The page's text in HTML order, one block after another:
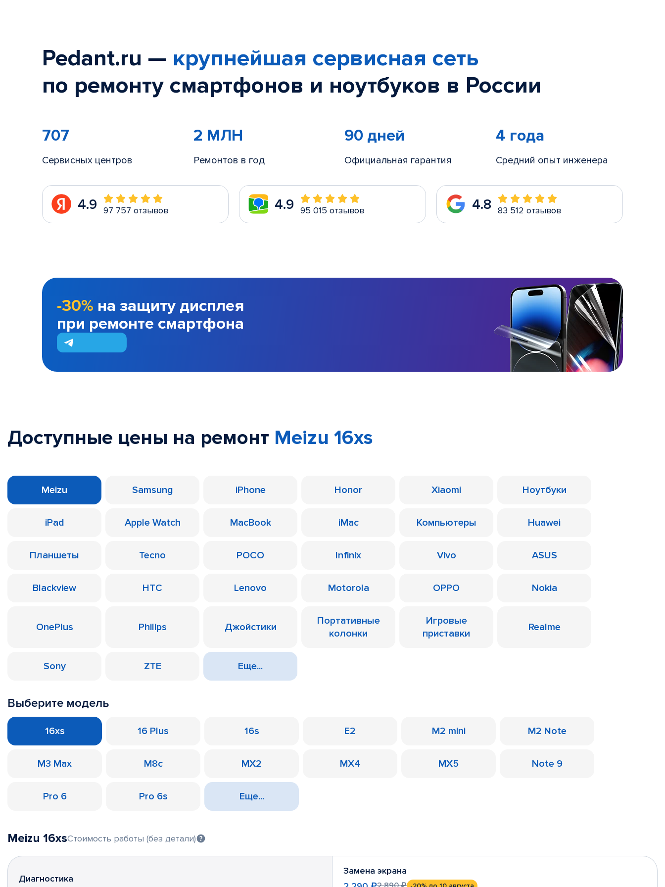
Pedant.ru — крупнейшая сервисная сеть
по ремонту смартфонов и ноутбуков в России
707
Сервисных центров
2 МЛН
Ремонтов в год
90 дней
Официальная гарантия
4 года
Средний опыт инженера
4.9 97 757 отзывов 4.9 95 015 отзывов 4.8 83 512 отзывов
-30% на защиту дисплея
при ремонте смартфона
Доступные цены на ремонт Meizu 16xs
Meizu Samsung iPhone Honor Xiaomi Ноутбуки
iPad Apple Watch MacBook iMac Компьютеры Huawei
Планшеты Tecno POCO Infinix Vivo ASUS
Blackview HTC Lenovo Motorola OPPO Nokia
OnePlus Philips Джойстики
Портативные
колонки
Игровые
приставки
Realme
Sony ZTE Еще...
Выберите модель
16xs 16 Plus 16s E2 M2 mini M2 Note
M3 Max M8c MX2 MX4 MX5 Note 9
Pro 6 Pro 6s Еще...
Meizu 16xsСтоимость работы (без детали)
Диагностика
Замена экрана